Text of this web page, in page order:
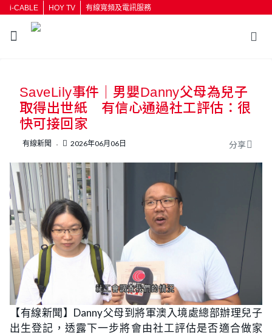
i-CABLE HOY TV 有線寬頻及電訊服務
按輸入鍵開始搜尋
SaveLily事件｜男嬰Danny父母為兒子
取得出世紙 有信心通過社工評估：很
快可接回家
有線新聞 2026年06月06日 分享
【有線新聞】Danny父母到將軍澳入境處總部辦理兒子
出生登記，透露下一步將會由社工評估是否適合做家